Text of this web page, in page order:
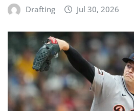
Drafting Jul 30, 2026